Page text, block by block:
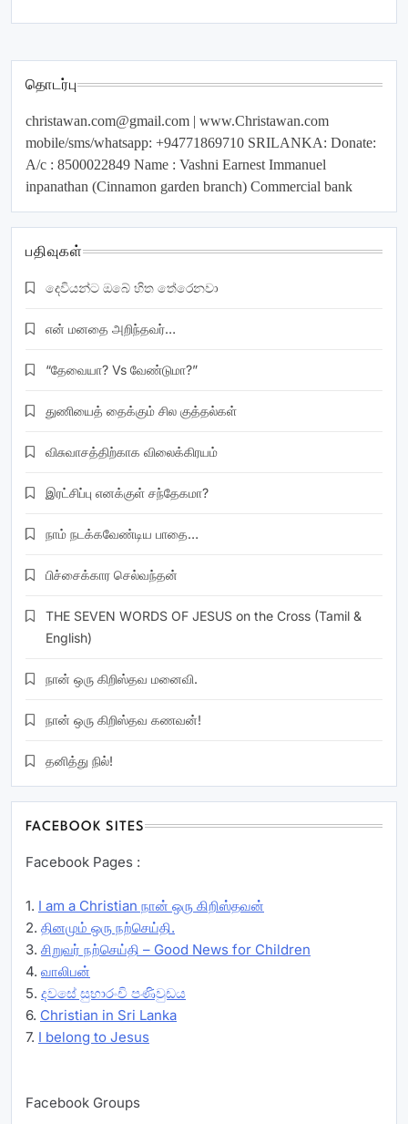
தொடர்பு
christawan.com@gmail.com | www.Christawan.com
mobile/sms/whatsapp: +94771869710 SRILANKA: Donate:
A/c : 8500022849 Name : Vashni Earnest Immanuel
inpanathan (Cinnamon garden branch) Commercial bank
பதிவுகள்
දෙවියන්ට ඔබේ හිත තේරෙනවා
என் மனதை அறிந்தவர்…
“தேவையா? Vs வேண்டுமா?”
துணியைத் தைக்கும் சில குத்தல்கள்
விசுவாசத்திற்காக விலைக்கிரயம்
இரட்சிப்பு எனக்குள் சந்தேகமா?
நாம் நடக்கவேண்டிய பாதை…
பிச்சைக்கார செல்வந்தன்
THE SEVEN WORDS OF JESUS on the Cross (Tamil &
English)
நான் ஒரு கிறிஸ்தவ மனைவி.
நான் ஒரு கிறிஸ்தவ கணவன்!
தனித்து நில்!
FACEBOOK SITES
Facebook Pages :
1. I am a Christian நான் ஒரு கிறிஸ்தவன்
2. தினமும் ஒரு நற்செய்தி.
3. சிறுவர் நற்செய்தி – Good News for Children
4. வாலிபன்
5. දවසේ සුභාරංචි පණිවුඩය
6. Christian in Sri Lanka
7. I belong to Jesus
Facebook Groups